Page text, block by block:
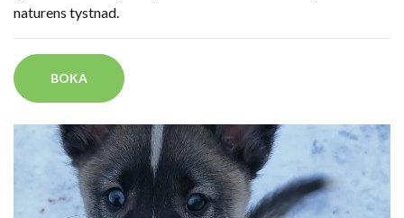
naturens tystnad.
BOKA